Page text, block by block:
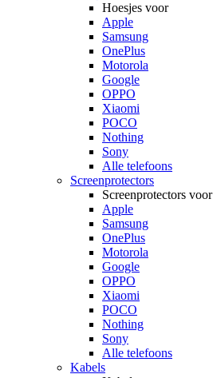
Hoesjes voor
Apple
Samsung
OnePlus
Motorola
Google
OPPO
Xiaomi
POCO
Nothing
Sony
Alle telefoons
Screenprotectors
Screenprotectors voor
Apple
Samsung
OnePlus
Motorola
Google
OPPO
Xiaomi
POCO
Nothing
Sony
Alle telefoons
Kabels